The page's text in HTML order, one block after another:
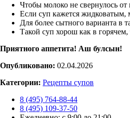
Чтобы молоко не свернулось
Если суп кажется жидковатым,
Для более сытного варианта в
Такой суп хорош как в
Приятного аппетита! Аш булсын!
Опубликовано: 02.04.2026
Категории: Рецепты супов
8 (495) 764-88-44
8 (495) 109-37-50